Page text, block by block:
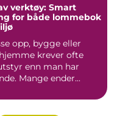
verktøy: Smart
for både lommebok
opp, bygge eller
krever ofte
enn man har
Mange ender...